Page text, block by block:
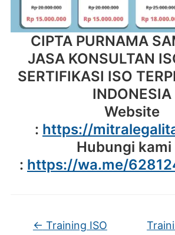
CIPTA PURNAMA
JASA KONSULTAN
SERTIFIKASI ISO
INDONESIA
Website
: https://
Hubungi kami
: https://wa.me/
← Training ISO